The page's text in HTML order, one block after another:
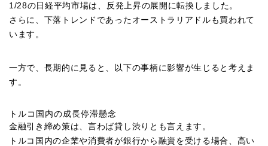
1/28の日経平均市場は、反発上昇の展開に転換しました。
さらに、下落トレンドであったオーストラリアドルも買われて
います。
一方で、長期的に見ると、以下の事柄に影響が生じると考えま
す。
トルコ国内の成長停滞懸念
金融引き締め策は、言わば貸し渋りとも言えます。
トルコ国内の企業や消費者が銀行から融資を受ける場合、高い